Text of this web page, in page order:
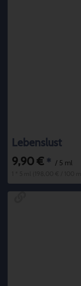
Lebenslust
9,90 € * / 5 ml